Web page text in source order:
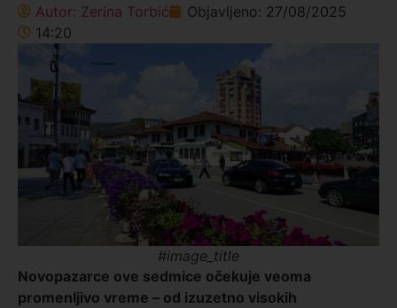
Autor: Zerina Torbić Objavljeno: 27/08/2025
14:20
#image_title
Novopazarce ove sedmice očekuje veoma
promenljivo vreme – od izuzetno visokih